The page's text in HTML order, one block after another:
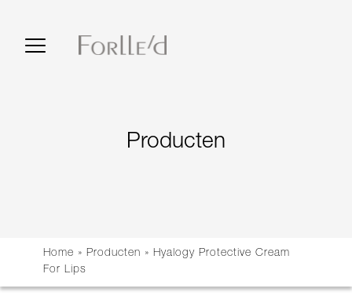
Producten
Home » Producten » Hyalogy Protective Cream
For Lips